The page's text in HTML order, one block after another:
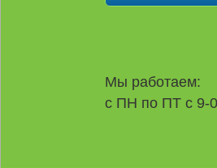
Мы работаем:
с ПН по ПТ с 9-